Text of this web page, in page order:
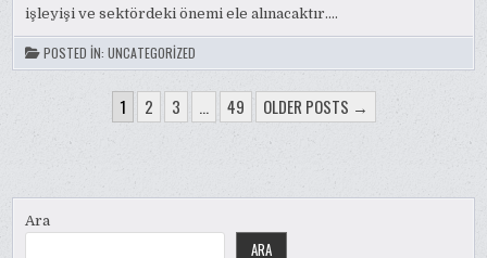
işleyişi ve sektördeki önemi ele alınacaktır….
POSTED IN:UNCATEGORIZED
SAYFALAMASI
1 2 3 … 49 OLDER POSTS →
Ara
ARA